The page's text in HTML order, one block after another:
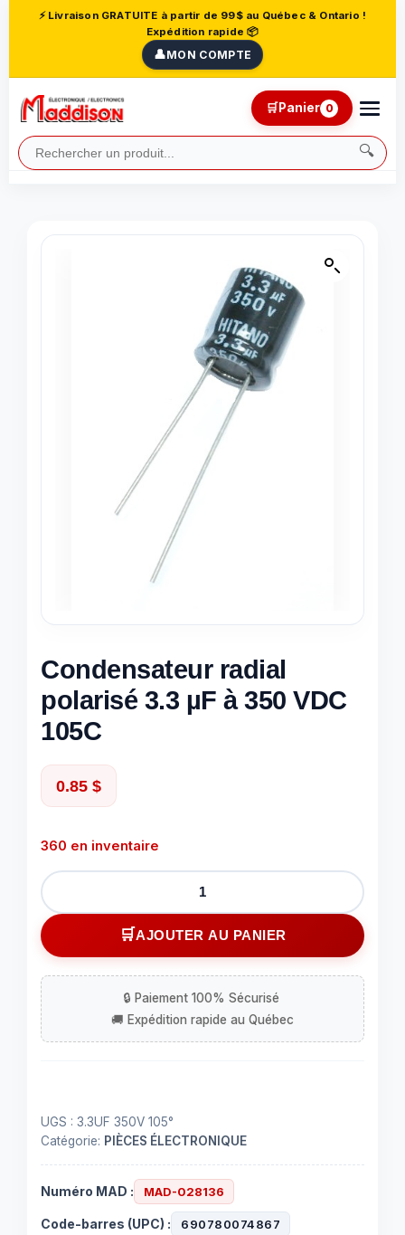
⚡ Livraison GRATUITE à partir de 99$ au Québec & Ontario !
Expédition rapide 📦
👤MON COMPTE
🔍
🛒Panier 0
Condensateur radial
polarisé 3.3 µF à 350 VDC
105C
0.85 $
360 en inventaire
quantité
de
Condensateur
radial
3.3
µF
à
AJOUTER AU PANIER
UGS : 3.3UF 350V 105°
Catégorie: PIÈCES ÉLECTRONIQUE
Numéro MAD : MAD-028136
Code-barres (UPC) : 690780074867